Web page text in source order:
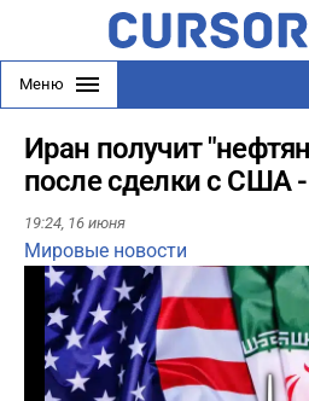
Меню
Иран получит
после сделки с США -
19:24, 16 июня
Мировые новости